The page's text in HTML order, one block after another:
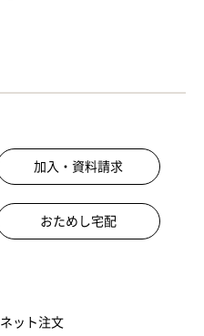
加入・資料請求
おためし宅配
ネット注文